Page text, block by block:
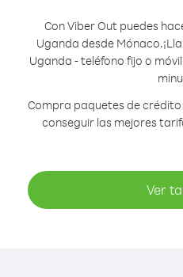
Con Viber Out puedes
Uganda desde Mónaco.
Uganda - teléfono fijo o
Compra paquetes de
conseguir las mejores
Ver